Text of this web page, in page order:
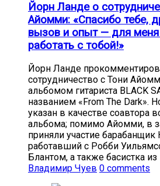
Йорн Ланде о
Айомми: «Спасибо тебе,
вызов и опыт — для меня
работать с тобой!»
Йорн Ланде
сотрудничество с Тони
альбомом гитариста BLACK
названием «From The Dark».
указан в качестве соавтора
альбома; помимо Айомми, в
приняли участие барабанщик
работавший с Робби
Блантом, а также басистка из
Владимир Чуев 0 comments